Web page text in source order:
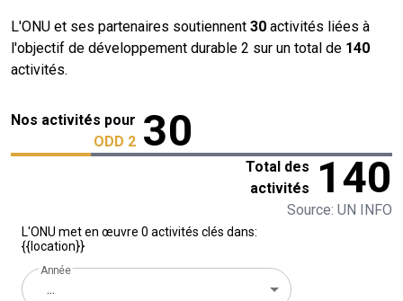
L'ONU et ses partenaires soutiennent 30 activités liées à
l'objectif de développement durable 2 sur un total de 140
activités.
Nos activités pour
ODD 2 30
Total des
activités
140
Source: UN INFO
L'ONU met en œuvre 0 activités clés dans:
{{location}}
Année
...